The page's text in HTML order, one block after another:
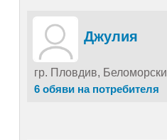
Джулия
гр. Пловдив, Беломорски
6 обяви на потребителя